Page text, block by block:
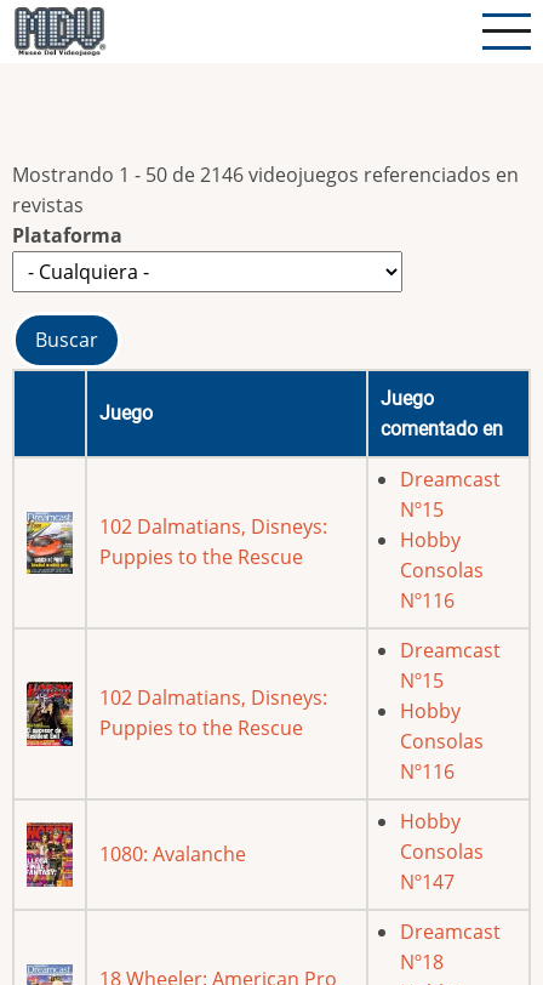
Pasar
al
Mostrando 1 - 50 de 2146 videojuegos referenciados en
revistas
Plataforma
Juego
Juego
comentado en
102 Dalmatians, Disneys:
Puppies to the Rescue
Dreamcast
Nº15
Hobby
Consolas
Nº116
102 Dalmatians, Disneys:
Puppies to the Rescue
Dreamcast
Nº15
Hobby
Consolas
Nº116
1080: Avalanche
Hobby
Consolas
Nº147
18 Wheeler: American Pro
Dreamcast
Nº18